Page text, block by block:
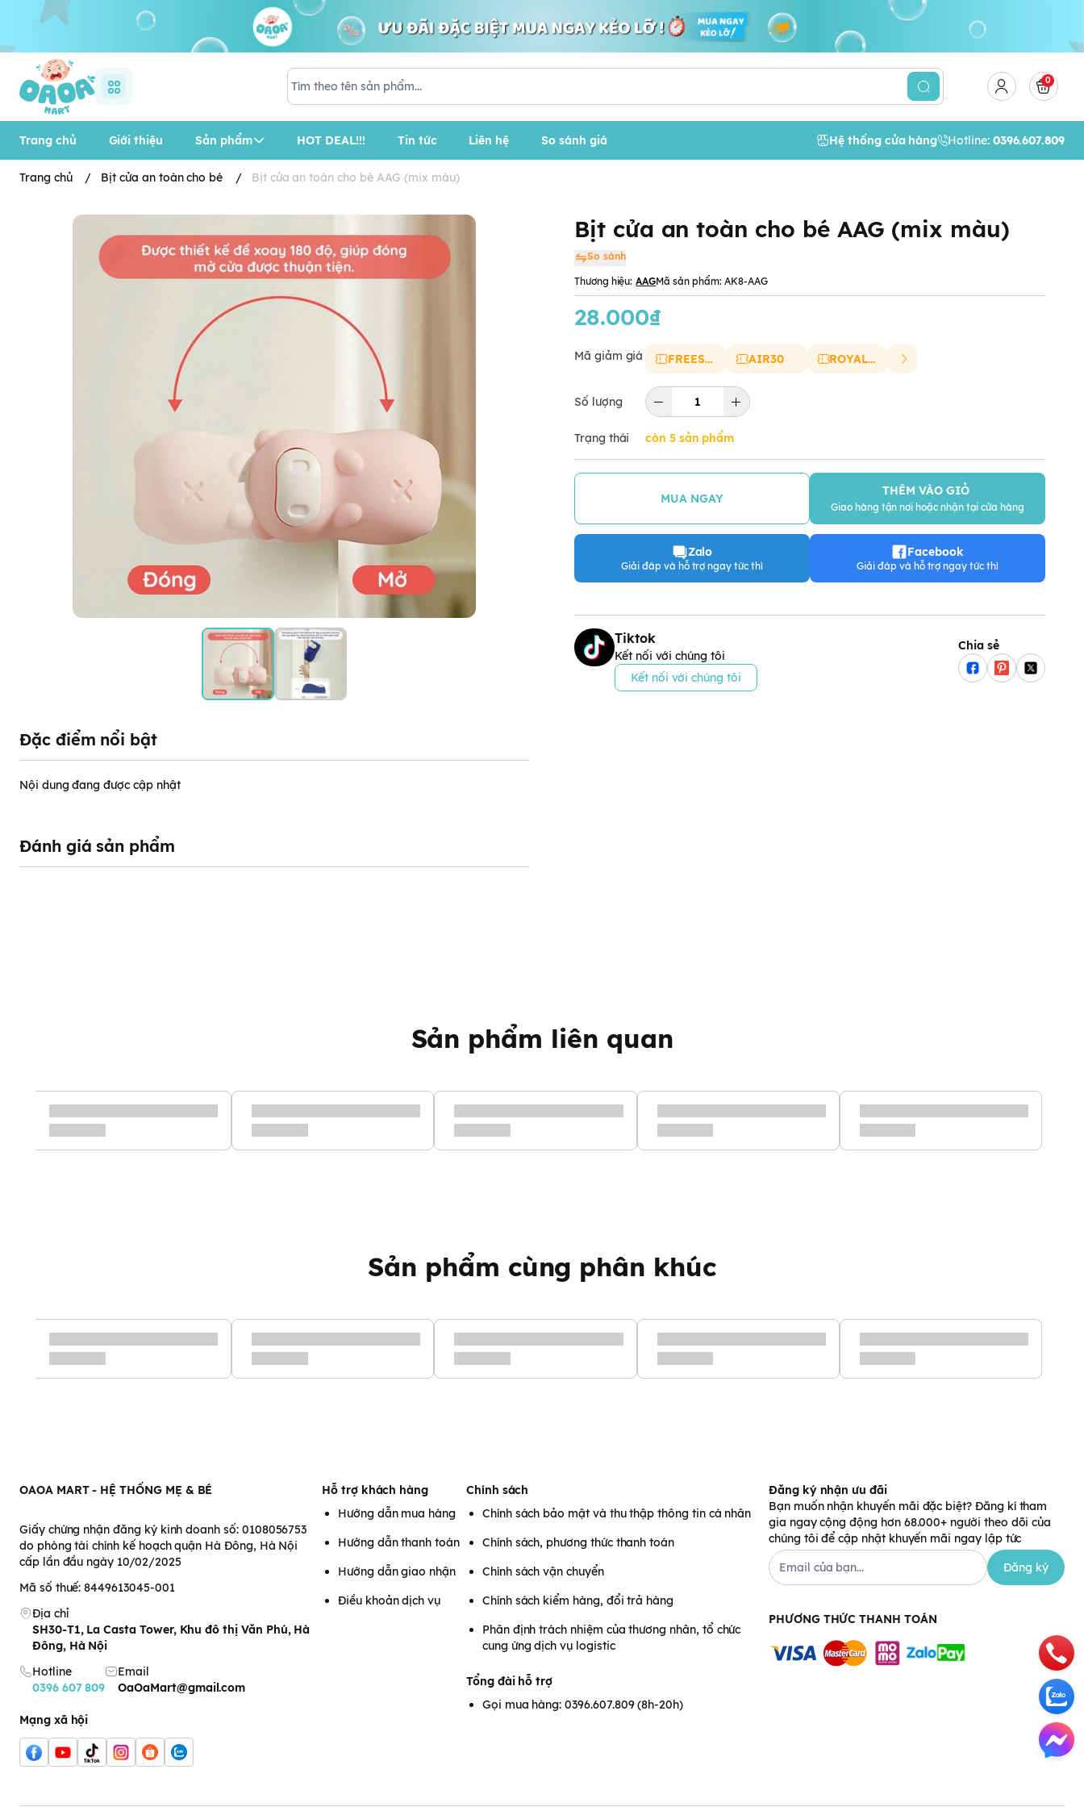
0
Trang chủ Giới thiệu Sản phẩm HOT DEAL!!! Tin tức Liên hệ So sánh giá Hệ thống cửa hàng Hotline: 0396.607.809
Trang chủ / Bịt cửa an toàn cho bé / Bịt cửa an toàn cho bé AAG (mix màu)
Bịt cửa an toàn cho bé AAG (mix màu)
So sánh
Thương hiệu: AAGMã sản phẩm: AK8-AAG
28.000₫
Mã giảm giá FREESHIP AIR30 ROYAL20
Số lượng
Trạng thái còn 5 sản phẩm
MUA NGAY
THÊM VÀO GIỎ
Giao hàng tận nơi hoặc nhận tại cửa hàng
Zalo
Giải đáp và hỗ trợ ngay tức thì
Facebook
Giải đáp và hỗ trợ ngay tức thì
Tiktok
Kết nối với chúng tôi
Kết nối với chúng tôi
Chia sẻ
Đặc điểm nổi bật
Nội dung đang được cập nhật
Đánh giá sản phẩm
Sản phẩm liên quan
Sản phẩm cùng phân khúc
OAOA MART - HỆ THỐNG MẸ & BÉ
Giấy chứng nhận đăng ký kinh doanh số: 0108056753
do phòng tài chính kế hoạch quận Hà Đông, Hà Nội
cấp lần đầu ngày 10/02/2025
Mã số thuế: 8449613045-001
Địa chỉ
SH30-T1, La Casta Tower, Khu đô thị Văn Phú, Hà
Đông, Hà Nội
Hotline
0396 607 809
Email
OaOaMart@gmail.com
Mạng xã hội
Hỗ trợ khách hàng
Hướng dẫn mua hàng
Hướng dẫn thanh toán
Hướng dẫn giao nhận
Điều khoản dịch vụ
Chính sách
Chính sách bảo mật và thu thập thông tin cá nhân
Chính sách, phương thức thanh toán
Chính sách vận chuyển
Chính sách kiểm hàng, đổi trả hàng
Phân định trách nhiệm của thương nhân, tổ chức
cung ứng dịch vụ logistic
Tổng đài hỗ trợ
Gọi mua hàng: 0396.607.809 (8h-20h)
Đăng ký nhận ưu đãi
Bạn muốn nhận khuyến mãi đặc biệt? Đăng kí tham
gia ngay cộng động hơn 68.000+ người theo dõi của
chúng tôi để cập nhật khuyến mãi ngay lập tức
Đăng ký
PHƯƠNG THỨC THANH TOÁN